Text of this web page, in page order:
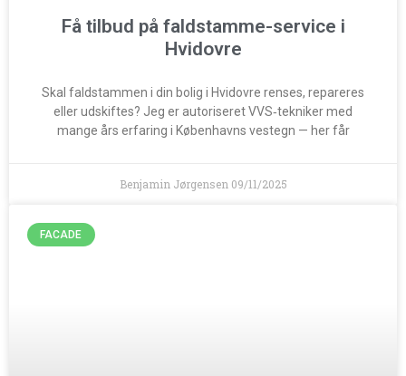
Få tilbud på faldstamme-service i
Hvidovre
Skal faldstammen i din bolig i Hvidovre renses, repareres
eller udskiftes? Jeg er autoriseret VVS‑tekniker med
mange års erfaring i Københavns vestegn — her får
Benjamin Jørgensen 09/11/2025
FACADE